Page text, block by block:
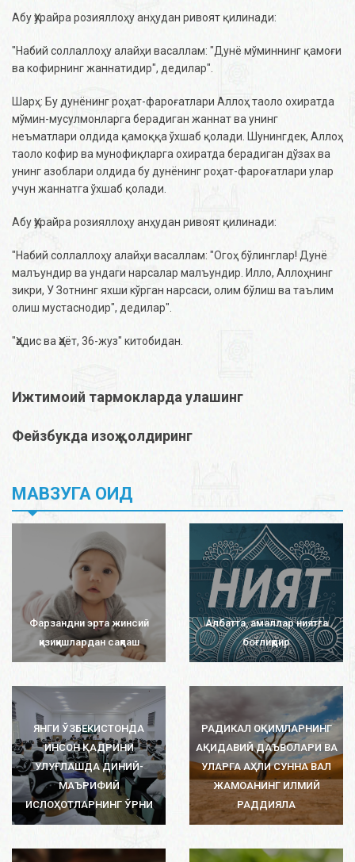
Абу Ҳурайра розияллоҳу анҳудан ривоят қилинади:
"Набий соллаллоҳу алайҳи васаллам: "Дунё мўминнинг қамоғи
ва кофирнинг жаннатидир", дедилар".
Шарҳ: Бу дунёнинг роҳат-фароғатлари Аллоҳ таоло охиратда
мўмин-мусулмонларга берадиган жаннат ва унинг
неъматлари олдида қамоққа ўхшаб қолади. Шунингдек, Аллоҳ
таоло кофир ва мунофиқларга охиратда берадиган дўзах ва
унинг азоблари олдида бу дунёнинг роҳат-фароғатлари улар
учун жаннатга ўхшаб қолади.
Абу Ҳурайра розияллоҳу анҳудан ривоят қилинади:
"Набий соллаллоҳу алайҳи васаллам: "Огоҳ бўлинглар! Дунё
малъундир ва ундаги нарсалар малъундир. Илло, Аллоҳнинг
зикри, У Зотнинг яхши кўрган нарсаси, олим бўлиш ва таълим
олиш мустаснодир", дедилар".
"Ҳадис ва Ҳаёт, 36-жуз" китобидан.
Ижтимоий тармокларда улашинг
Фейзбукда изоҳ қолдиринг
МАВЗУГА ОИД
Фарзандни эрта жинсий
қизиқишлардан сақлаш
Албатта, амаллар ниятга
боғлиқдир
ЯНГИ ЎЗБЕКИСТОНДА
ИНСОН ҚАДРИНИ
УЛУҒЛАШДА ДИНИЙ-
МАЪРИФИЙ
ИСЛОҲОТЛАРНИНГ ЎРНИ
РАДИКАЛ ОҚИМЛАРНИНГ
АҚИДАВИЙ ДАЪВОЛАРИ ВА
УЛАРГА АҲЛИ СУННА ВАЛ
ЖАМОАНИНГ ИЛМИЙ
РАДДИЯЛА